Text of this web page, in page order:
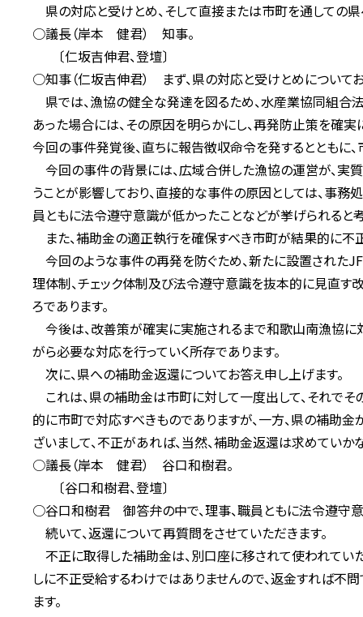
県の対応と受けとめ、そして直接または市町を通しての
○議長（岸本 健君） 知事。
〔仁坂吉伸君、登壇〕
○知事（仁坂吉伸君） まず、県の対応と受けとめについて
県では、漁協の健全な発達を図るため、水産業協同組合
あった場合には、その原因を明らかにし、再発防止策を確
今回の事件発覚後、直ちに報告徴収命令を発するとともに
今回の事件の背景には、広域合併した漁協の運営が、実
うことが影響しており、直接的な事件の原因としては、事務
員ともに法令遵守意識が低かったことなどが挙げられると考
また、補助金の適正執行を確保すべき市町が結果的に不
今回のような事件の再発を防ぐため、新たに設置された
理体制、チェック体制及び法令遵守意識を抜本的に見直す
ろであります。
今後は、改善策が確実に実施されるまで和歌山南漁協
がら必要な対応を行っていく所存であります。
次に、県への補助金返還についてお答え申し上げます。
これは、県の補助金は市町に対して一度出して、それで
的に市町で対応すべきものでありますが、一方、県の補助
ざいまして、不正があれば、当然、補助金返還は求めていか
○議長（岸本 健君） 谷口和樹君。
〔谷口和樹君、登壇〕
○谷口和樹君 御答弁の中で、理事、職員ともに法令遵守意
続いて、返還について再質問をさせていただきます。
不正に取得した補助金は、別口座に移されて使われてい
しに不正受給するわけではありませんので、返金すれば
ます。